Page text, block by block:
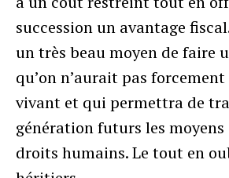
succession un avantage
un très beau moyen de faire
qu’on n’aurait pas
vivant et qui permettra de
génération futurs les moyens
droits humains. Le tout en